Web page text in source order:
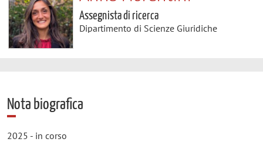
Assegnista di ricerca
Dipartimento di Scienze Giuridiche
Nota biografica
2025 - in corso